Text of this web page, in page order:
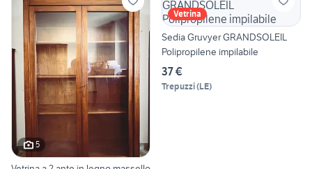
5
Vetrina
Sedia Gruvyer GRANDSOLEIL
Polipropilene impilabile
37 €
Trepuzzi(LE)